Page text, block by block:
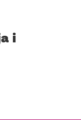
i